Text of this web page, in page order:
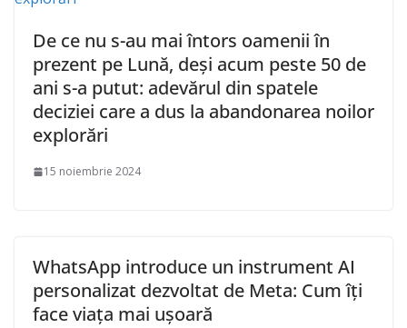
De ce nu s-au mai întors oamenii în
prezent pe Lună, deși acum peste 50 de
ani s-a putut: adevărul din spatele
deciziei care a dus la abandonarea noilor
explorări
15 noiembrie 2024
WhatsApp introduce un instrument AI
personalizat dezvoltat de Meta: Cum îți
face viața mai ușoară